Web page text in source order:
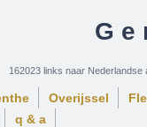
162023 links naar
Overijssel
q & a